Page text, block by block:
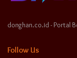
donghan.co.id - Portal
Follow Us